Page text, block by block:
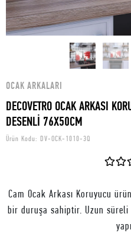
OCAK ARKALARI
DECOVETRO OCAK ARKASI
DESENLİ 76X50CM
Ürün Kodu: DV-OCK-1010-3Q
Cam Ocak Arkası Koruyucu
bir duruşa sahiptir. Uzun